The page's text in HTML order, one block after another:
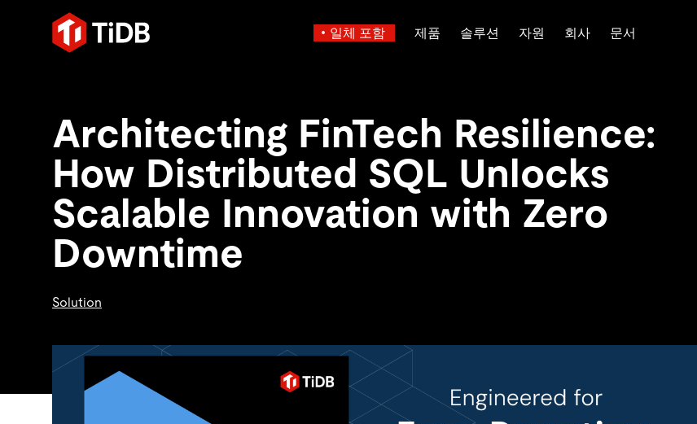
일체 포함
에이전트 메모리, 상태 및 다중 홉 추론을 위해 특별히
설계되었습니다.
Persistent Context for AI Agents
Persistent, queryable memory for AI agents with per-
agent isolation
AI 애플리케이션 구축
제품
혁신가들이 트랜잭션, 인공지능 및 기타 최신 애
플리케이션에 활용하기 위해 신뢰하는 오픈 소
스 분산 SQL 데이터베이스입니다.
TiDB Self-Managed
가격
솔루션
제품입니다.
핀테크
전자상거래
SaaS
Logistics & Supply Chain
운영 인텔리전스 활성화
MySQL 워크로드 현대화
GenAI 애플리케이션 구축
Build Persistent Context for AI Agents
자원
전자책 및 백서
동영상 및 다시보기
Compare Databases
Playbooks
디스코드 커뮤니티
개발자 허브
TiDB 스케일
회사
장하는지 알아보세요.
회사 소개
채용
파트너
문의하기
문서
Architecting FinTech Resilience:
How Distributed SQL Unlocks
Scalable Innovation with Zero
Downtime
Solution